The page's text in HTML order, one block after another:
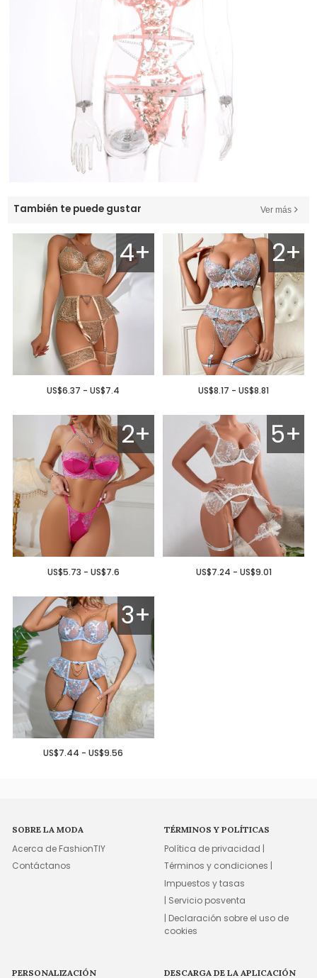
También te puede gustar Ver más
4+
US$6.37 - US$7.4
2+
US$8.17 - US$8.81
2+
US$5.73 - US$7.6
5+
US$7.24 - US$9.01
3+
US$7.44 - US$9.56
SOBRE LA MODA
Acerca de FashionTIY
Contáctanos
TÉRMINOS Y POLÍTICAS
Política de privacidad |
Términos y condiciones |
Impuestos y tasas
| Servicio posventa
| Declaración sobre el uso de
cookies
PERSONALIZACIÓN DESCARGA DE LA APLICACIÓN